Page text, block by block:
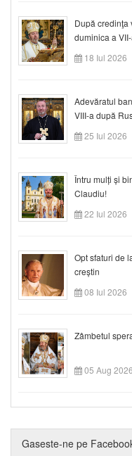
După credinţa
duminica a
18 Iul 2026
Adevăratul
VIII-a după
25 Iul 2026
Întru mulți și
Claudiu!
22 Iul 2026
Opt sfaturi de
creștin
08 Iul 2026
Zâmbetul
05 Aug 2026
Gaseste-ne pe